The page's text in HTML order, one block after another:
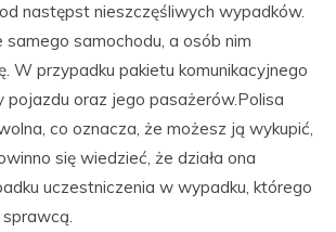
następst nieszczęśliwych wypadków.
samego samochodu, a osób nim
W przypadku pakietu komunikacyjnego
pojazdu oraz jego pasażerów.Polisa
co oznacza, że możesz ją wykupić,
się wiedzieć, że działa ona
uczestniczenia w wypadku, którego
sprawcą.